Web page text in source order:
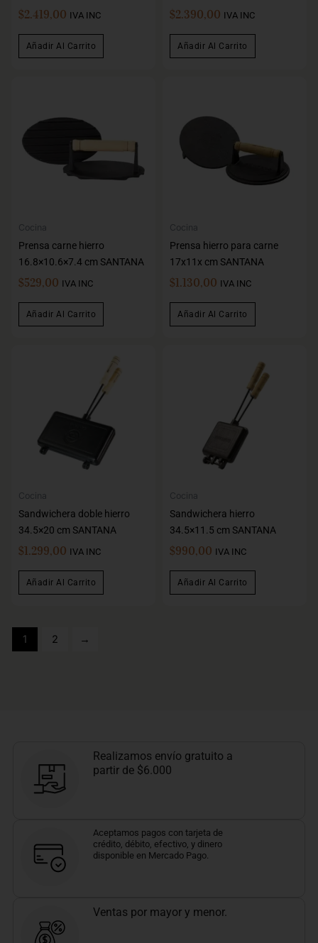
$2.419,00 IVA INC
Añadir Al Carrito
$2.390,00 IVA INC
Añadir Al Carrito
Cocina
Prensa carne hierro
16.8×10.6×7.4 cm SANTANA
$529,00 IVA INC
Añadir Al Carrito
Cocina
Prensa hierro para carne
17x11x cm SANTANA
$1.130,00 IVA INC
Añadir Al Carrito
Cocina
Sandwichera doble hierro
34.5×20 cm SANTANA
$1.299,00 IVA INC
Añadir Al Carrito
Cocina
Sandwichera hierro
34.5×11.5 cm SANTANA
$990,00 IVA INC
Añadir Al Carrito
1 2 →
Realizamos envío gratuito a
partir de $6.000
Aceptamos pagos con tarjeta de
crédito, débito, efectivo, y dinero
disponible en Mercado Pago.
Ventas por mayor y menor.